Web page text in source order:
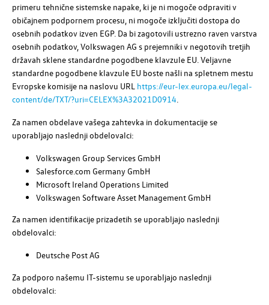
primeru tehnične sistemske napake, ki je ni mogoče odpraviti v
običajnem podpornem procesu, ni mogoče izključiti dostopa do
osebnih podatkov izven EGP. Da bi zagotovili ustrezno raven varstva
osebnih podatkov, Volkswagen AG s prejemniki v negotovih tretjih
državah sklene standardne pogodbene klavzule EU. Veljavne
standardne pogodbene klavzule EU boste našli na spletnem mestu
Evropske komisije na naslovu URL https://eur-lex.europa.eu/legal-
content/de/TXT/?uri=CELEX%3A32021D0914
Za namen obdelave vašega zahtevka in dokumentacije se
uporabljajo naslednji obdelovalci:
Volkswagen Group Services GmbH
Salesforce.com Germany GmbH
Microsoft Ireland Operations Limited
Volkswagen Software Asset Management GmbH
Za namen identifikacije prizadetih se uporabljajo naslednji
obdelovalci:
Deutsche Post AG
Za podporo našemu IT-sistemu se uporabljajo naslednji
obdelovalci: